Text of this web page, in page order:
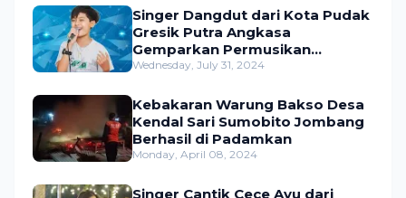
Singer Dangdut dari Kota Pudak
Gresik Putra Angkasa
Gemparkan Permusikan
Dangdut Indonesia
Wednesday, July 31, 2024
Kebakaran Warung Bakso Desa
Kendal Sari Sumobito Jombang
Berhasil di Padamkan
Monday, April 08, 2024
Singer Cantik Cece Ayu dari